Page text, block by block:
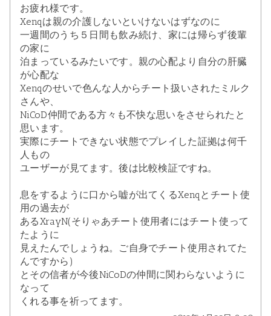
お疲れ様です。
Xenqは親の介護しないといけないはずなのに
一週間のうち５日間も飲み続け、家には帰らず後輩
の家に
泊まっているみたいです。親の心配より自分の肝臓
が心配な
Xenqのせいで色んな人からチート扱いされたミルク
さんや、
NiCoD仲間である方々も不快な思いをさせられたと
思います。
実際にチートできない状態でプレイした証拠は何千
人もの
ユーザーが見てます。後は比較検証ですね。
息をするように口から嘘が出てくるXenqとチート使
用の過去が
あるXrayN(そりゃあチート使用者にはチート使って
たように
見えたんでしょうね。ご自身でチート使用されてた
んですから)
とその信者が今後NiCoDの仲間に関わらないように
なって
くれる事を祈ってます。